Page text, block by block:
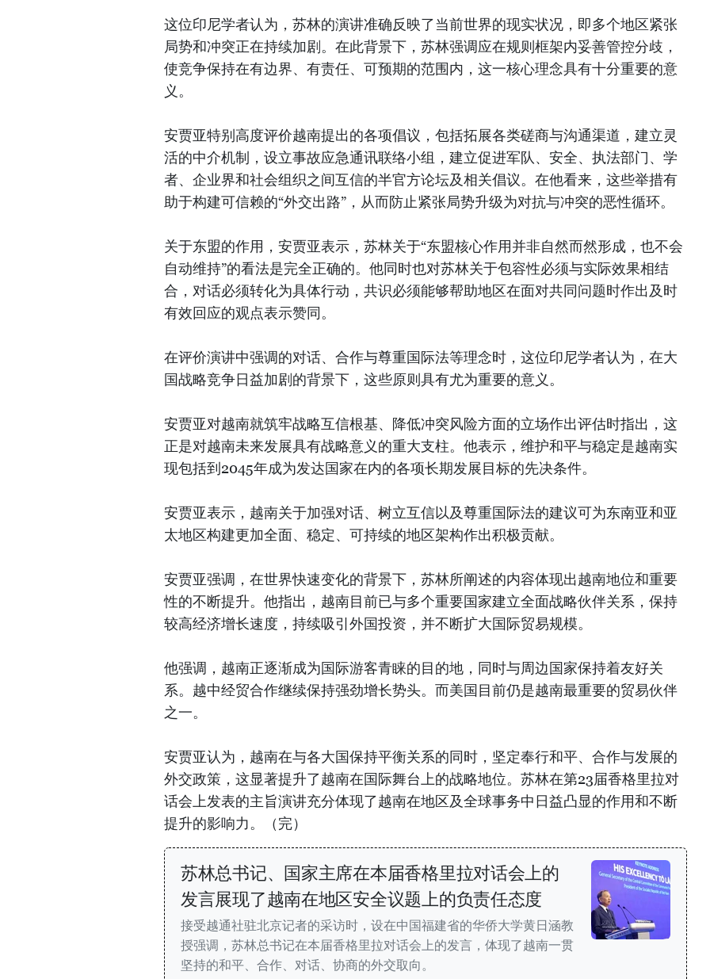
这位印尼学者认为，苏林的演讲准确反映了当前世界的现实状况，即多个地区紧张
局势和冲突正在持续加剧。在此背景下，苏林强调应在规则框架内妥善管控分歧，
使竞争保持在有边界、有责任、可预期的范围内，这一核心理念具有十分重要的意
义。
安贾亚特别高度评价越南提出的各项倡议，包括拓展各类磋商与沟通渠道，建立灵
活的中介机制，设立事故应急通讯联络小组，建立促进军队、安全、执法部门、学
者、企业界和社会组织之间互信的半官方论坛及相关倡议。在他看来，这些举措有
助于构建可信赖的“外交出路”，从而防止紧张局势升级为对抗与冲突的恶性循环。
关于东盟的作用，安贾亚表示，苏林关于“东盟核心作用并非自然而然形成，也不会
自动维持”的看法是完全正确的。他同时也对苏林关于包容性必须与实际效果相结
合，对话必须转化为具体行动，共识必须能够帮助地区在面对共同问题时作出及时
有效回应的观点表示赞同。
在评价演讲中强调的对话、合作与尊重国际法等理念时，这位印尼学者认为，在大
国战略竞争日益加剧的背景下，这些原则具有尤为重要的意义。
安贾亚对越南就筑牢战略互信根基、降低冲突风险方面的立场作出评估时指出，这
正是对越南未来发展具有战略意义的重大支柱。他表示，维护和平与稳定是越南实
现包括到2045年成为发达国家在内的各项长期发展目标的先决条件。
安贾亚表示，越南关于加强对话、树立互信以及尊重国际法的建议可为东南亚和亚
太地区构建更加全面、稳定、可持续的地区架构作出积极贡献。
安贾亚强调，在世界快速变化的背景下，苏林所阐述的内容体现出越南地位和重要
性的不断提升。他指出，越南目前已与多个重要国家建立全面战略伙伴关系，保持
较高经济增长速度，持续吸引外国投资，并不断扩大国际贸易规模。
他强调，越南正逐渐成为国际游客青睐的目的地，同时与周边国家保持着友好关
系。越中经贸合作继续保持强劲增长势头。而美国目前仍是越南最重要的贸易伙伴
之一。
安贾亚认为，越南在与各大国保持平衡关系的同时，坚定奉行和平、合作与发展的
外交政策，这显著提升了越南在国际舞台上的战略地位。苏林在第23届香格里拉对
话会上发表的主旨演讲充分体现了越南在地区及全球事务中日益凸显的作用和不断
提升的影响力。（完）
苏林总书记、国家主席在本届香格里拉对话会上的
发言展现了越南在地区安全议题上的负责任态度
接受越通社驻北京记者的采访时，设在中国福建省的华侨大学黄日涵教
授强调，苏林总书记在本届香格里拉对话会上的发言，体现了越南一贯
坚持的和平、合作、对话、协商的外交取向。